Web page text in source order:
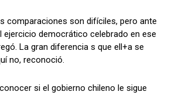
comparaciones son difíciles, pero ante
ejercicio democrático celebrado en ese
La gran diferencia s que ell+a se
no, reconoció.
si el gobierno chileno le sigue